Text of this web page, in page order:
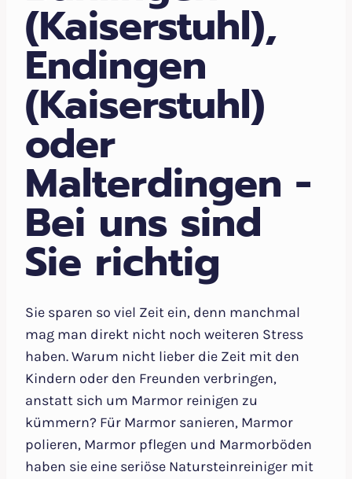
(Kaiserstuhl),
Endingen
(Kaiserstuhl)
oder
Malterdingen -
Bei uns sind
Sie richtig
Sie sparen so viel Zeit ein, denn manchmal
mag man direkt nicht noch weiteren Stress
haben. Warum nicht lieber die Zeit mit den
Kindern oder den Freunden verbringen,
anstatt sich um Marmor reinigen zu
kümmern? Für Marmor sanieren, Marmor
polieren, Marmor pflegen und Marmorböden
haben sie eine seriöse Natursteinreiniger mit